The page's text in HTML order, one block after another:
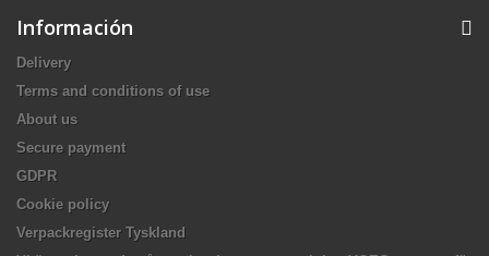
Información
Delivery
Terms and conditions of use
About us
Secure payment
GDPR
Cookie policy
Verpackregister Tyskland